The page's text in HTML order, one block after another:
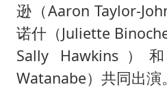
逊（Aaron Taylor-
诺什（Juliette
Sally Hawkins）
Watanabe）共同出演。